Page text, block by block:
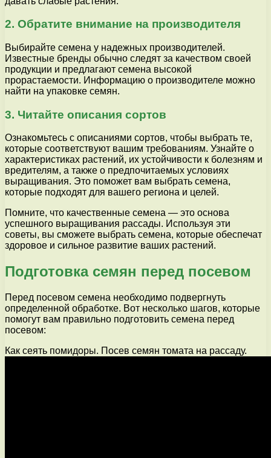
2. Обратите внимание на производителя
Выбирайте семена у надежных производителей.
Известные бренды обычно следят за качеством своей
продукции и предлагают семена высокой
прорастаемости. Информацию о производителе можно
найти на упаковке семян.
3. Читайте описания сортов
Ознакомьтесь с описаниями сортов, чтобы выбрать те,
которые соответствуют вашим требованиям. Узнайте о
характеристиках растений, их устойчивости к болезням и
вредителям, а также о предпочитаемых условиях
выращивания. Это поможет вам выбрать семена,
которые подходят для вашего региона и целей.
Помните, что качественные семена — это основа
успешного выращивания рассады. Используя эти
советы, вы сможете выбрать семена, которые обеспечат
здоровое и сильное развитие ваших растений.
Подготовка семян перед посевом
Перед посевом семена необходимо подвергнуть
определенной обработке. Вот несколько шагов, которые
помогут вам правильно подготовить семена перед
посевом:
Как сеять помидоры. Посев семян томата на рассаду.